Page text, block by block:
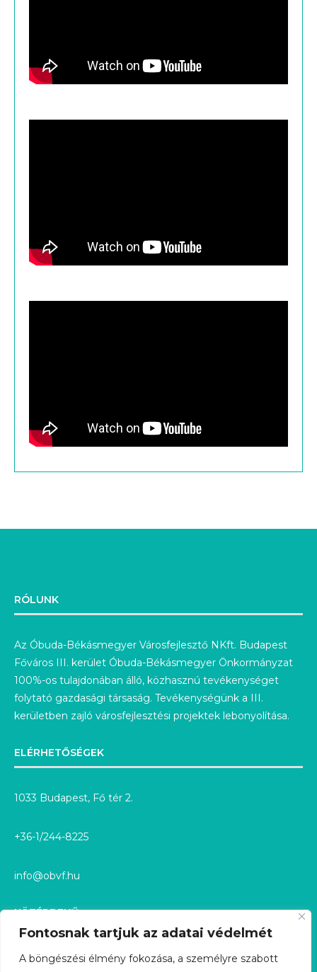
Fontosnak tartjuk az adatai védelmét
A böngészési élmény fokozása, a személyre szabott
RÓLUNK
Az Óbuda-Békásmegyer Városfejlesztő NKft. Budapest
Főváros III. kerület Óbuda-Békásmegyer Önkormányzat
100%-os tulajdonában álló, közhasznú tevékenységet
folytató gazdasági társaság. Tevékenységünk a III.
kerületben zajló városfejlesztési projektek lebonyolítása.
ELÉRHETŐSÉGEK
1033 Budapest, Fő tér 2.
+36-1/244-8225
info@obvf.hu
KÖZÉRDEKŰ
KÖZÉRDEKŰ ADATOK